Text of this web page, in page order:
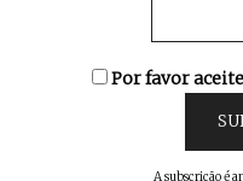
Por favor
A subscrição é